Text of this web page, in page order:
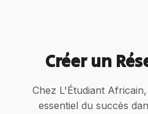
Créer un
Chez L'Étudiant
essentiel du succès